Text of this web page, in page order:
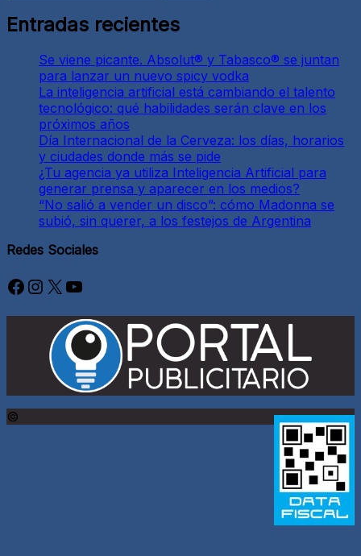
Entradas recientes
Se viene picante. Absolut® y Tabasco® se juntan
para lanzar un nuevo spicy vodka
La inteligencia artificial está cambiando el talento
tecnológico: qué habilidades serán clave en los
próximos años
Día Internacional de la Cerveza: los días, horarios
y ciudades donde más se pide
¿Tu agencia ya utiliza Inteligencia Artificial para
generar prensa y aparecer en los medios?
“No salió a vender un disco”: cómo Madonna se
subió, sin querer, a los festejos de Argentina
Redes Sociales
Facebook
Instagram
X YouTube
©